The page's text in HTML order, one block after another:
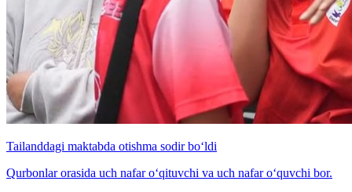
Tailanddagi maktabda otishma sodir bo‘ldi
Qurbonlar orasida uch nafar o‘qituvchi va uch nafar o‘quvchi bor.